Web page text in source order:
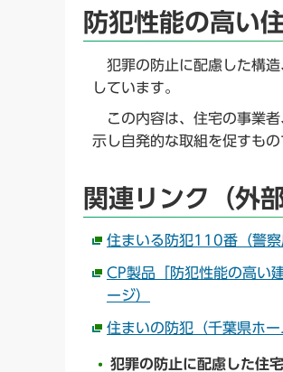
防犯性能の高い
犯罪の防止に配慮した構造
しています。
この内容は、住宅の事業者
示し自発的な取組を促すも
関連リンク（外
住まいる防犯110番（警察
CP製品「防犯性能の高い
ージ）
住まいの防犯（千葉県ホー
犯罪の防止に配慮した住